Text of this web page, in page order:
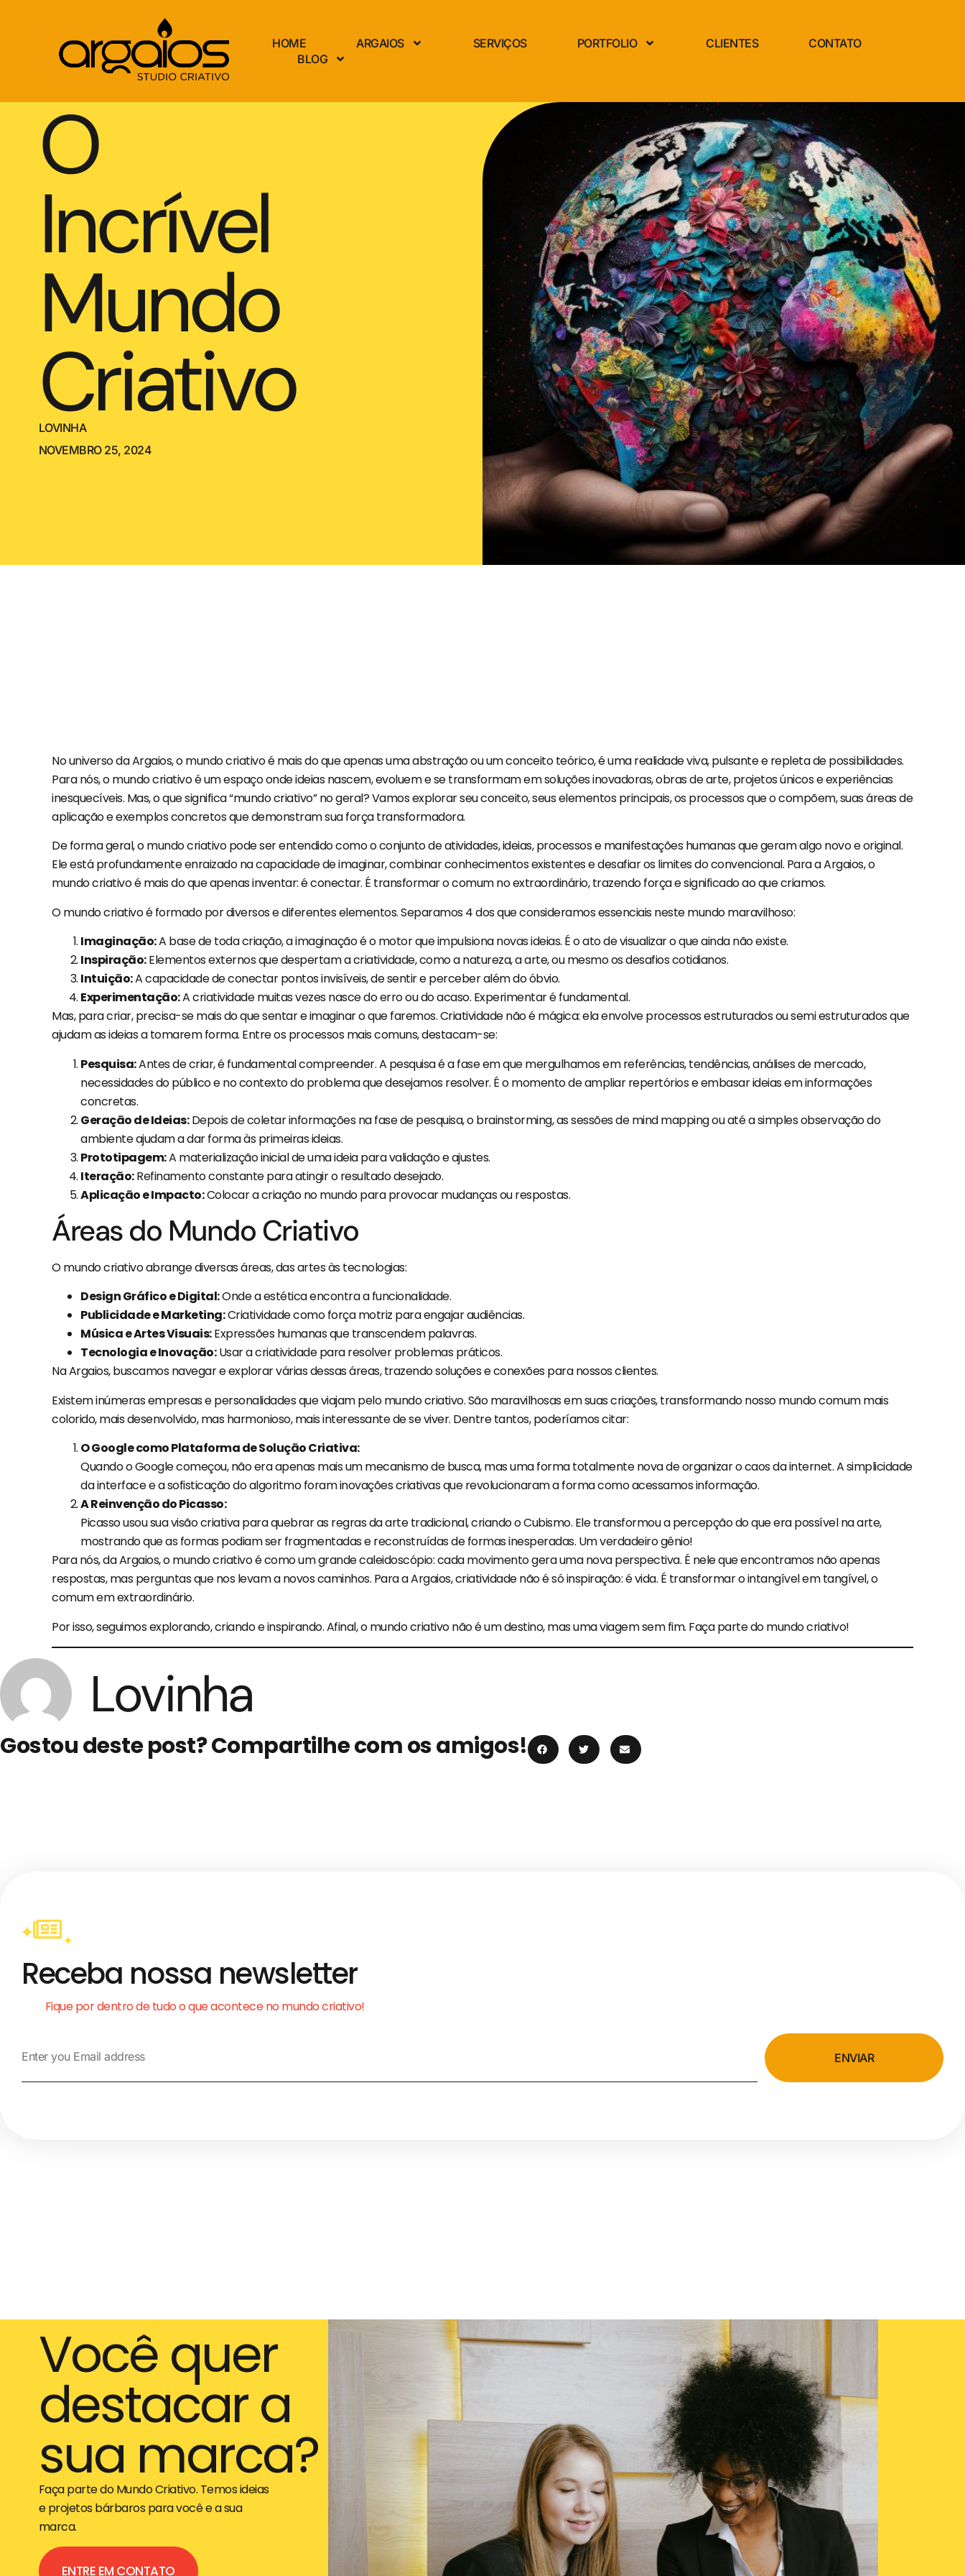
HOME ARGAIOS SERVIÇOS PORTFOLIO CLIENTES
CONTATO
BLOG
O
Incrível
Mundo
Criativo
LOVINHA
NOVEMBRO 25, 2024
No universo da Argaios, o mundo criativo é mais do que apenas uma abstração ou um conceito teórico, é uma realidade viva, pulsante e repleta de possibilidades.
Para nós, o mundo criativo é um espaço onde ideias nascem, evoluem e se transformam em soluções inovadoras, obras de arte, projetos únicos e experiências
inesquecíveis. Mas, o que significa “mundo criativo” no geral? Vamos explorar seu conceito, seus elementos principais, os processos que o compõem, suas áreas de
aplicação e exemplos concretos que demonstram sua força transformadora.
De forma geral, o mundo criativo pode ser entendido como o conjunto de atividades, ideias, processos e manifestações humanas que geram algo novo e original.
Ele está profundamente enraizado na capacidade de imaginar, combinar conhecimentos existentes e desafiar os limites do convencional. Para a Argaios, o
mundo criativo é mais do que apenas inventar: é conectar. É transformar o comum no extraordinário, trazendo força e significado ao que criamos.
O mundo criativo é formado por diversos e diferentes elementos. Separamos 4 dos que consideramos essenciais neste mundo maravilhoso:
Imaginação:A base de toda criação, a imaginação é o motor que impulsiona novas ideias. É o ato de visualizar o que ainda não existe.
Inspiração:Elementos externos que despertam a criatividade, como a natureza, a arte, ou mesmo os desafios cotidianos.
Intuição:A capacidade de conectar pontos invisíveis, de sentir e perceber além do óbvio.
Experimentação:A criatividade muitas vezes nasce do erro ou do acaso. Experimentar é fundamental.
Mas, para criar, precisa-se mais do que sentar e imaginar o que faremos. Criatividade não é mágica: ela envolve processos estruturados ou semi estruturados que
ajudam as ideias a tomarem forma. Entre os processos mais comuns, destacam-se:
Pesquisa:Antes de criar, é fundamental compreender. A pesquisa é a fase em que mergulhamos em referências, tendências, análises de mercado,
necessidades do público e no contexto do problema que desejamos resolver. É o momento de ampliar repertórios e embasar ideias em informações
concretas.
Geração de Ideias:Depois de coletar informações na fase de pesquisa, o brainstorming, as sessões de mind mapping ou até a simples observação do
ambiente ajudam a dar forma às primeiras ideias.
Prototipagem:A materialização inicial de uma ideia para validação e ajustes.
Iteração:Refinamento constante para atingir o resultado desejado.
Aplicação e Impacto:Colocar a criação no mundo para provocar mudanças ou respostas.
Áreas do Mundo Criativo
O mundo criativo abrange diversas áreas, das artes às tecnologias:
Design Gráfico e Digital:Onde a estética encontra a funcionalidade.
Publicidade e Marketing:Criatividade como força motriz para engajar audiências.
Música e Artes Visuais:Expressões humanas que transcendem palavras.
Tecnologia e Inovação:Usar a criatividade para resolver problemas práticos.
Na Argaios, buscamos navegar e explorar várias dessas áreas, trazendo soluções e conexões para nossos clientes.
Existem inúmeras empresas e personalidades que viajam pelo mundo criativo. São maravilhosas em suas criações, transformando nosso mundo comum mais
colorido, mais desenvolvido, mas harmonioso, mais interessante de se viver. Dentre tantos, poderíamos citar:
O Google como Plataforma de Solução Criativa:
Quando o Google começou, não era apenas mais um mecanismo de busca, mas uma forma totalmente nova de organizar o caos da internet. A simplicidade
da interface e a sofisticação do algoritmo foram inovações criativas que revolucionaram a forma como acessamos informação.
A Reinvenção do Picasso:
Picasso usou sua visão criativa para quebrar as regras da arte tradicional, criando o Cubismo. Ele transformou a percepção do que era possível na arte,
mostrando que as formas podiam ser fragmentadas e reconstruídas de formas inesperadas. Um verdadeiro gênio!
Para nós, da Argaios, o mundo criativo é como um grande caleidoscópio: cada movimento gera uma nova perspectiva. É nele que encontramos não apenas
respostas, mas perguntas que nos levam a novos caminhos. Para a Argaios, criatividade não é só inspiração: é vida. É transformar o intangível em tangível, o
comum em extraordinário.
Por isso, seguimos explorando, criando e inspirando. Afinal, o mundo criativo não é um destino, mas uma viagem sem fim. Faça parte do mundo criativo!
Lovinha
Gostou deste post? Compartilhe com os amigos!
Receba nossa newsletter
Fique por dentro de tudo o que acontece no mundo criativo!
ENVIAR
Você quer
destacar a
sua marca?
Faça parte do Mundo Criativo. Temos ideias
e projetos bárbaros para você e a sua
marca.
ENTRE EM CONTATO